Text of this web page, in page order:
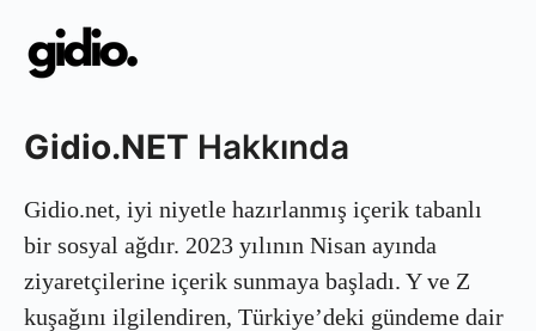
Gidio.NET Hakkında
Gidio.net, iyi niyetle hazırlanmış içerik tabanlı
bir sosyal ağdır. 2023 yılının Nisan ayında
ziyaretçilerine içerik sunmaya başladı. Y ve Z
kuşağını ilgilendiren, Türkiye’deki gündeme dair